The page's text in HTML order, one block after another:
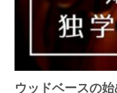
ウッドベースの